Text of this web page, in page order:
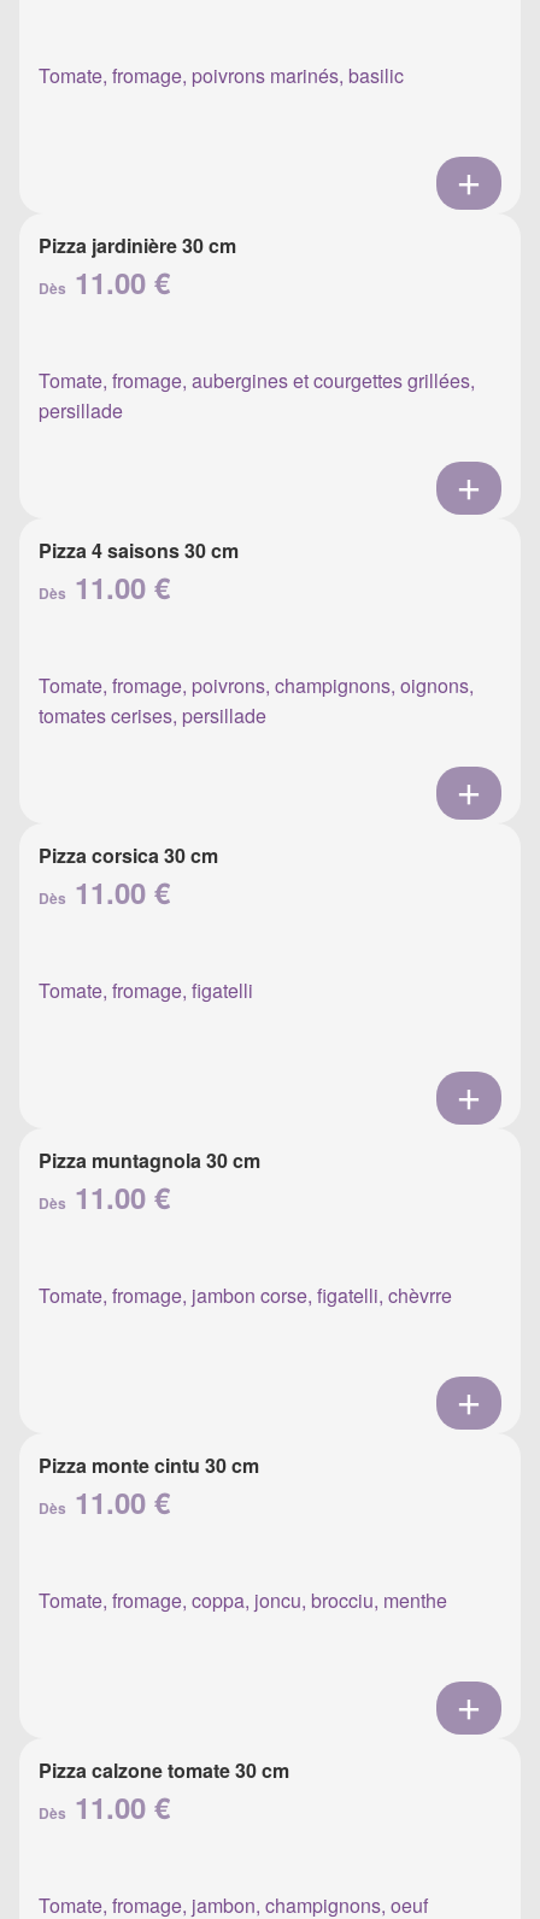
Tomate, fromage, poivrons marinés, basilic
Pizza jardinière 30 cm
Dès 11.00 €
Tomate, fromage, aubergines et courgettes grillées,
persillade
Pizza 4 saisons 30 cm
Dès 11.00 €
Tomate, fromage, poivrons, champignons, oignons,
tomates cerises, persillade
Pizza corsica 30 cm
Dès 11.00 €
Tomate, fromage, figatelli
Pizza muntagnola 30 cm
Dès 11.00 €
Tomate, fromage, jambon corse, figatelli, chèvrre
Pizza monte cintu 30 cm
Dès 11.00 €
Tomate, fromage, coppa, joncu, brocciu, menthe
Pizza calzone tomate 30 cm
Dès 11.00 €
Tomate, fromage, jambon, champignons, oeuf